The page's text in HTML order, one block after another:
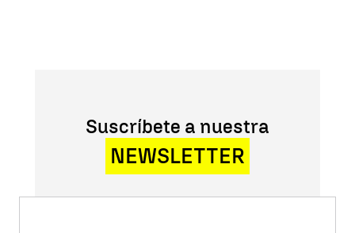
Suscríbete a nuestra
NEWSLETTER